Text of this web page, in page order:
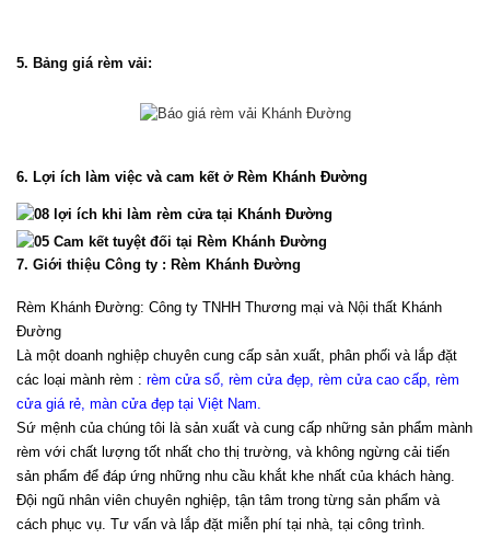
5. Bảng giá rèm vải:
6. Lợi ích làm việc và cam kết ở Rèm Khánh Đường
7. Giới thiệu Công ty : Rèm Khánh Đường
Rèm Khánh Đường: Công ty TNHH Thương mại và Nội thất Khánh
Đường
Là một doanh nghiệp chuyên cung cấp sản xuất, phân phối và lắp đặt
các loại mành rèm : rèm cửa sổ, rèm cửa đẹp, rèm cửa cao cấp, rèm
cửa giá rẻ, màn cửa đẹp tại Việt Nam
Sứ mệnh của chúng tôi là sản xuất và cung cấp những sản phẩm mành
rèm với chất lượng tốt nhất cho thị trường, và không ngừng cải tiến
sản phẩm để đáp ứng những nhu cầu khắt khe nhất của khách hàng.
Đội ngũ nhân viên chuyên nghiệp, tận tâm trong từng sản phẩm và
cách phục vụ. Tư vấn và lắp đặt miễn phí tại nhà, tại công trình.